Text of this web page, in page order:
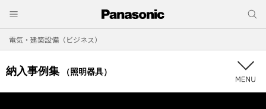
電気・建築設備（ビジネス）
納入事例集 （照明器具）